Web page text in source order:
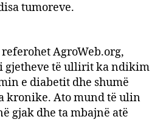
tumoreve.
AgroWeb.org,
gjetheve të ullirit ka ndikim
e diabetit dhe shumë
kronike. Ato mund të ulin
gjak dhe ta mbajnë atë